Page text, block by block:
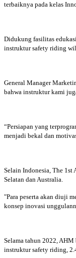
terbaiknya pada kelas
Didukung fasilitas
instruktur safety riding
General Manager
bahwa instruktur kami
“Persiapan yang
menjadi bekal dan
Selain Indonesia, The
Selatan dan Australia.
"Para peserta akan diuji
konsep inovasi
Selama tahun 2022,
instruktur safety riding,